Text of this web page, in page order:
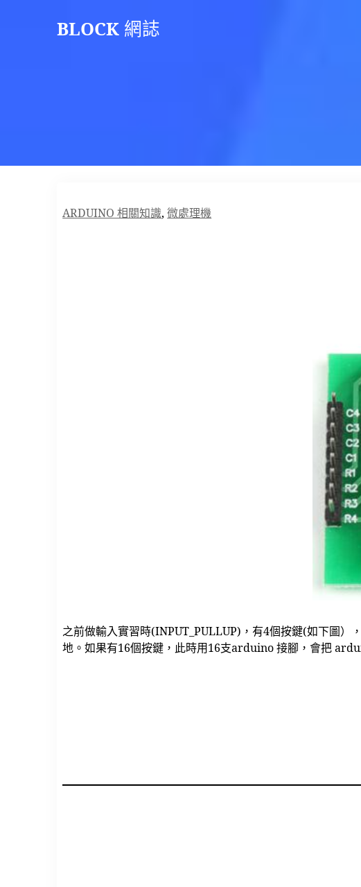
BLOCK 網誌
ARDUINO 相關知識,微處理機
之前做輸入實習時(INPUT_PULLUP)，有4個按鍵(如下圖
地。如果有16個按鍵，此時用16支arduino 接腳，會把